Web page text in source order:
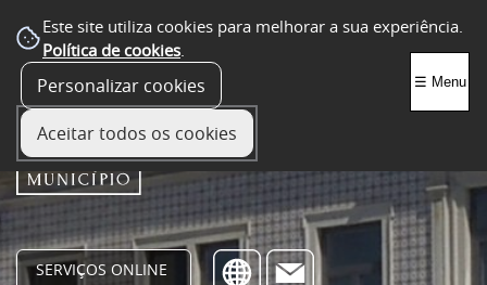
Este site utiliza cookies para melhorar a sua experiência.
Política de cookies.
Personalizar cookies
Aceitar todos os cookies
SERVIÇOS ONLINE
☰ Menu